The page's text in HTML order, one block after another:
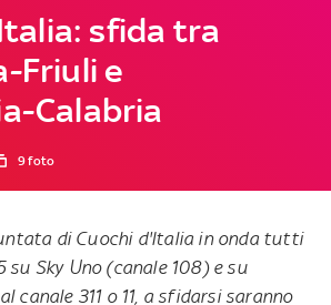
sfida tra
Friuli e
Calabria
9 foto
di Cuochi d'Italiain ondatutti
su Sky Uno(canale 108) e su
canale 311 o 11, a sfidarsi saranno